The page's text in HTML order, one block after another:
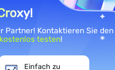
Daten ab, um die
das Verständnis des E-
Partner! Kontaktieren Sie den
testen!
Einfach zu